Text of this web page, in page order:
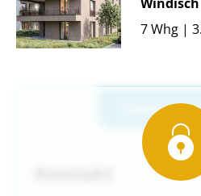
7 Whg |
Partner-